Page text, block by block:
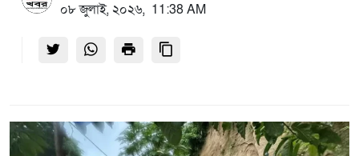
০৮ জুলাই, ২০২৬, 11:38 AM